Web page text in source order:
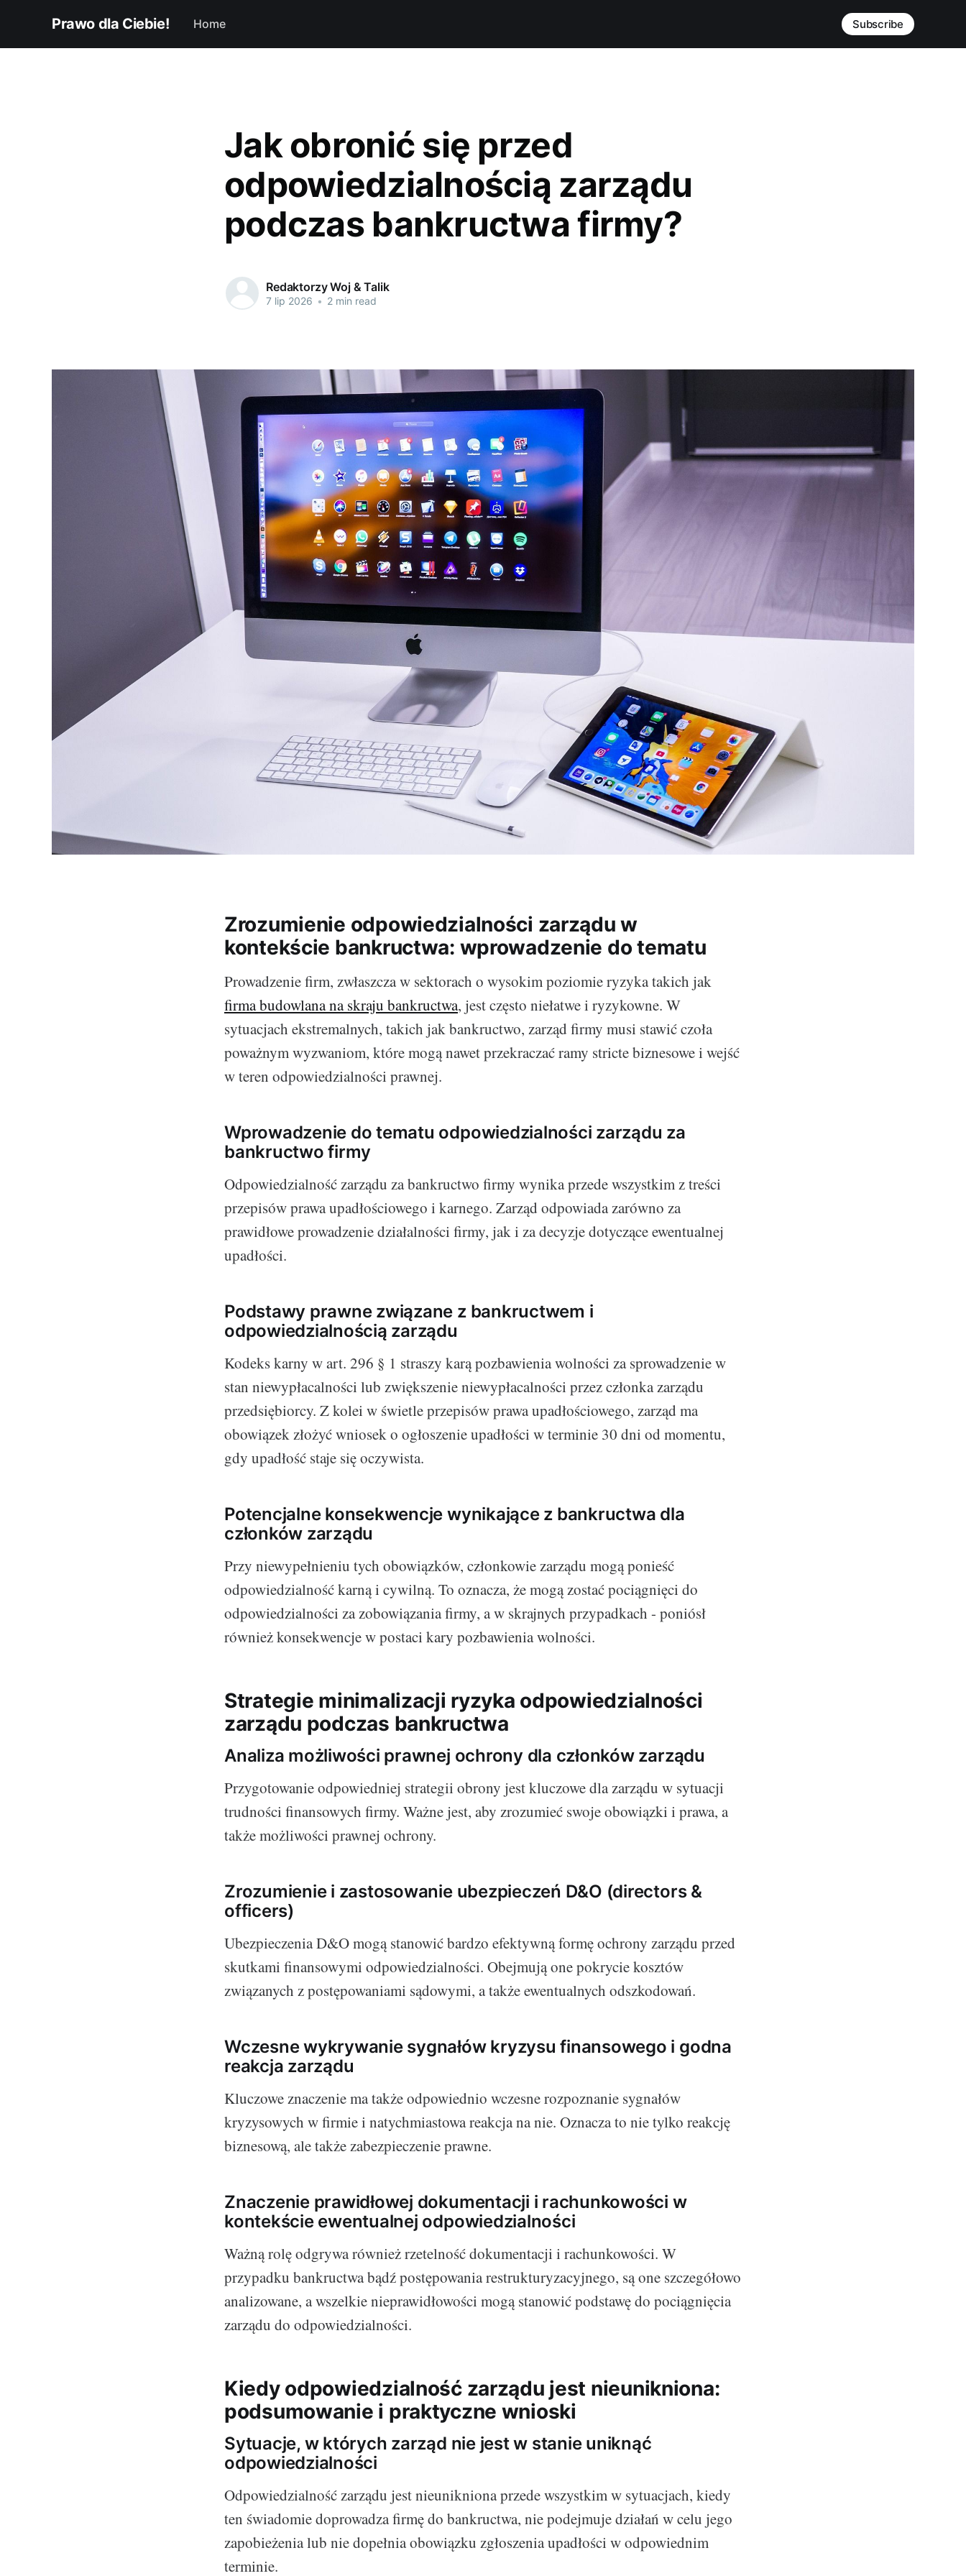
Prawo dla Ciebie! Home Subscribe
Jak obronić się przed
odpowiedzialnością zarządu
podczas bankructwa firmy?
Redaktorzy Woj & Talik
7 lip 2026 • 2 min read
Zrozumienie odpowiedzialności zarządu w
kontekście bankructwa: wprowadzenie do tematu
Prowadzenie firm, zwłaszcza w sektorach o wysokim poziomie ryzyka takich jak
firma budowlana na skraju bankructwa, jest często niełatwe i ryzykowne. W
sytuacjach ekstremalnych, takich jak bankructwo, zarząd firmy musi stawić czoła
poważnym wyzwaniom, które mogą nawet przekraczać ramy stricte biznesowe i wejść
w teren odpowiedzialności prawnej.
Wprowadzenie do tematu odpowiedzialności zarządu za
bankructwo firmy
Odpowiedzialność zarządu za bankructwo firmy wynika przede wszystkim z treści
przepisów prawa upadłościowego i karnego. Zarząd odpowiada zarówno za
prawidłowe prowadzenie działalności firmy, jak i za decyzje dotyczące ewentualnej
upadłości.
Podstawy prawne związane z bankructwem i
odpowiedzialnością zarządu
Kodeks karny w art. 296 § 1 straszy karą pozbawienia wolności za sprowadzenie w
stan niewypłacalności lub zwiększenie niewypłacalności przez członka zarządu
przedsiębiorcy. Z kolei w świetle przepisów prawa upadłościowego, zarząd ma
obowiązek złożyć wniosek o ogłoszenie upadłości w terminie 30 dni od momentu,
gdy upadłość staje się oczywista.
Potencjalne konsekwencje wynikające z bankructwa dla
członków zarządu
Przy niewypełnieniu tych obowiązków, członkowie zarządu mogą ponieść
odpowiedzialność karną i cywilną. To oznacza, że mogą zostać pociągnięci do
odpowiedzialności za zobowiązania firmy, a w skrajnych przypadkach - poniósł
również konsekwencje w postaci kary pozbawienia wolności.
Strategie minimalizacji ryzyka odpowiedzialności
zarządu podczas bankructwa
Analiza możliwości prawnej ochrony dla członków zarządu
Przygotowanie odpowiedniej strategii obrony jest kluczowe dla zarządu w sytuacji
trudności finansowych firmy. Ważne jest, aby zrozumieć swoje obowiązki i prawa, a
także możliwości prawnej ochrony.
Zrozumienie i zastosowanie ubezpieczeń D&O (directors &
officers)
Ubezpieczenia D&O mogą stanowić bardzo efektywną formę ochrony zarządu przed
skutkami finansowymi odpowiedzialności. Obejmują one pokrycie kosztów
związanych z postępowaniami sądowymi, a także ewentualnych odszkodowań.
Wczesne wykrywanie sygnałów kryzysu finansowego i godna
reakcja zarządu
Kluczowe znaczenie ma także odpowiednio wczesne rozpoznanie sygnałów
kryzysowych w firmie i natychmiastowa reakcja na nie. Oznacza to nie tylko reakcję
biznesową, ale także zabezpieczenie prawne.
Znaczenie prawidłowej dokumentacji i rachunkowości w
kontekście ewentualnej odpowiedzialności
Ważną rolę odgrywa również rzetelność dokumentacji i rachunkowości. W
przypadku bankructwa bądź postępowania restrukturyzacyjnego, są one szczegółowo
analizowane, a wszelkie nieprawidłowości mogą stanowić podstawę do pociągnięcia
zarządu do odpowiedzialności.
Kiedy odpowiedzialność zarządu jest nieunikniona:
podsumowanie i praktyczne wnioski
Sytuacje, w których zarząd nie jest w stanie uniknąć
odpowiedzialności
Odpowiedzialność zarządu jest nieunikniona przede wszystkim w sytuacjach, kiedy
ten świadomie doprowadza firmę do bankructwa, nie podejmuje działań w celu jego
zapobieżenia lub nie dopełnia obowiązku zgłoszenia upadłości w odpowiednim
terminie.